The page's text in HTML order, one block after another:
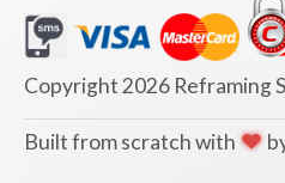
Copyright 2026 Reframing
Built from scratch with